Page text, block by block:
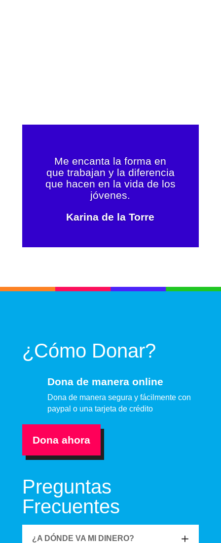
Me encanta la forma en
que trabajan y la diferencia
que hacen en la vida de los
jóvenes.
Karina de la Torre
¿Cómo Donar?
Dona de manera online
Dona de manera segura y fácilmente con
paypal o una tarjeta de crédito
Dona ahora
Preguntas
Frecuentes
¿A DÓNDE VA MI DINERO?